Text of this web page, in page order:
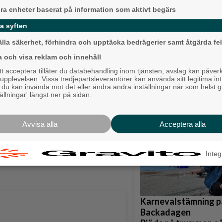
och möjligheter och det är
akvarellmålaren Susanne
sina verk som att ”varje
att ”färgerna är mina bästa vänner
långväga gästen, Annika
på något vis, säger skåningen.
klockan 12-16.
Krögarnas kamp
stilla: "Vi försöker
Karnevalstämning
Backadagen
enheter baserat på information som aktivt begärs
syften
säkerhet, förhindra och upptäcka bedrägerier samt åtgärda fel
och visa reklam och innehåll
acceptera tillåter du databehandling inom tjänsten, avslag kan
Vissa tredjepartsleverantörer kan använda sitt legitima
kan invända mot det eller ändra andra inställningar när som helst
längst ner på sidan.
Acceptera alla
Avvisa alla